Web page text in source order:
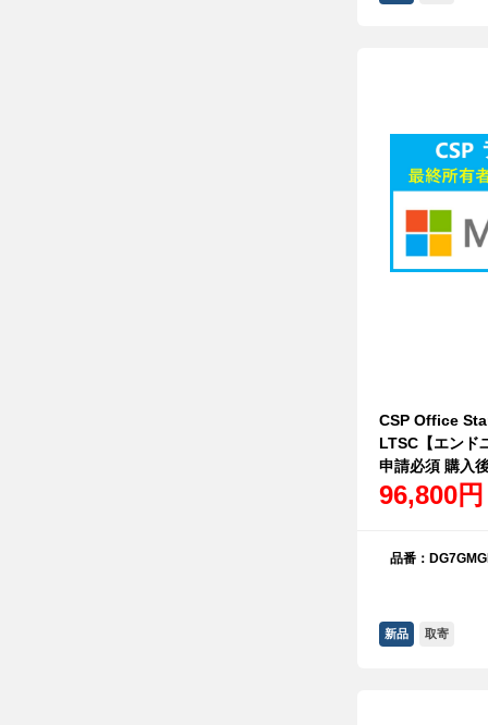
CSP Office
LTSC【エンド
申請必須 購入
96,800円
品番：
新品 取寄